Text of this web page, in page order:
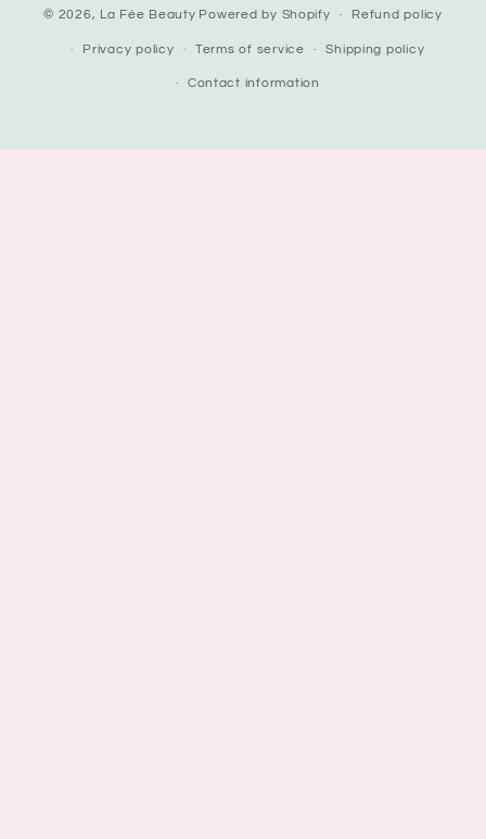
© 2026, La Fée Beauty Powered by Shopify Refund policy
Privacy policy Terms of service Shipping policy
Contact information